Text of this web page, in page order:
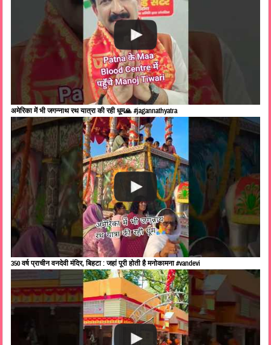
अमेरिका में भी जगन्नाथ रथ यात्रा की रही धूम🙏 #jagannathyatra
350 वर्ष प्राचीन वनदेवी मंदिर, बिहटा : जहां पूरी होती है मनोकामना #vandevi